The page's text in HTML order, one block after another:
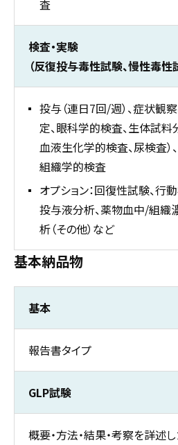
査
検査・実験
（反復投与毒性試験、慢性毒性
投与（連日7回/週）、症状観
定、眼科学的検査、生体試料
血液生化学的検査、尿検査）
組織学的検査
オプション：回復性試験、行
投与液分析、薬物血中/組織
析（その他）など
基本納品物
基本
報告書タイプ
GLP試験
概要・方法・結果・考察を詳述